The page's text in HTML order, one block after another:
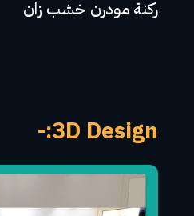
ركنة مودرن خشب زان
3D Design:-